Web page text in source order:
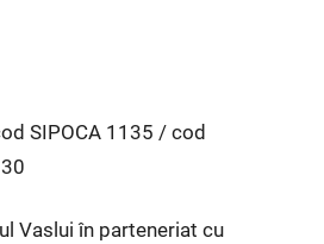
SIPOCA 1135 / cod
Vaslui în parteneriat cu